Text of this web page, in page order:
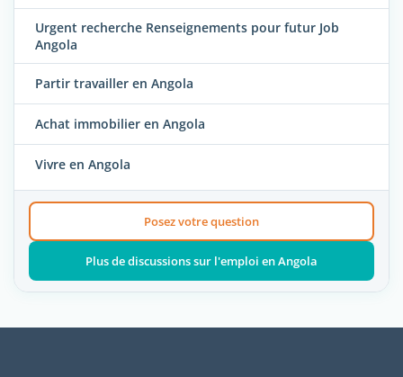
Urgent recherche Renseignements pour futur Job
Angola
Partir travailler en Angola
Achat immobilier en Angola
Vivre en Angola
Posez votre question
Plus de discussions sur l'emploi en Angola